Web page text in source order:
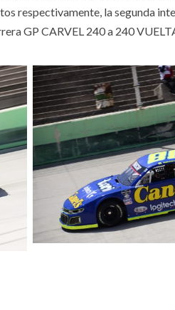
respectivamente, la segunda
GP CARVEL 240 a 240